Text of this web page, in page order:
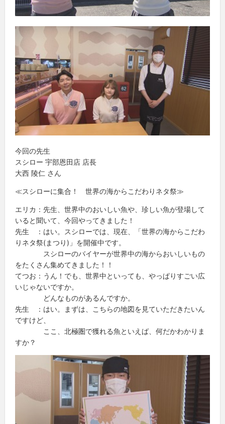
今回の先生
スシロー 宇部恩田店 店長
大西 陵仁 さん
≪スシローに集合！ 世界の海からこだわりネタ祭≫
エリカ：先生、世界中のおいしい魚や、珍しい魚が登場して
いると聞いて、今回やってきました！
先生 ：はい。スシローでは、現在、「世界の海からこだわ
りネタ祭(まつり)」を開催中です。
スシローのバイヤーが世界中の海からおいしいもの
をたくさん集めてきました！！
てつお：うん！でも、世界中といっても、やっぱりすごい広
いじゃないですか。
どんなものがあるんですか。
先生 ：はい。まずは、こちらの地図を見ていただきたいん
ですけど、
ここ、北極圏で獲れる魚といえば、何だかわかりま
すか？